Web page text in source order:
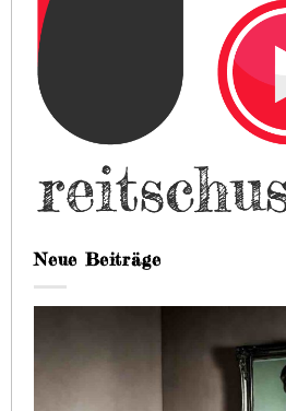
Neue Beiträge